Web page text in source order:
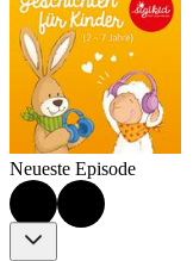
Neueste Episode